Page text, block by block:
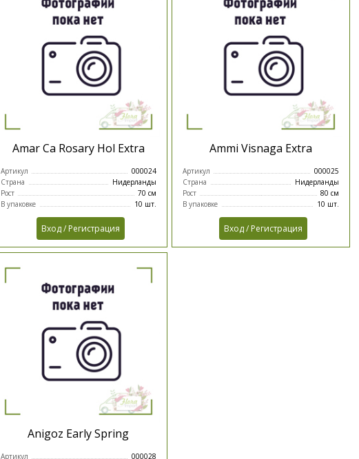
Amar Ca Rosary Hol Extra
Артикул
000024
Страна
Нидерланды
Рост
70 см
В упаковке
10 шт.
Вход / Регистрация
Ammi Visnaga Extra
Артикул
000025
Страна
Нидерланды
Рост
80 см
В упаковке
10 шт.
Вход / Регистрация
Anigoz Early Spring
Артикул 000028